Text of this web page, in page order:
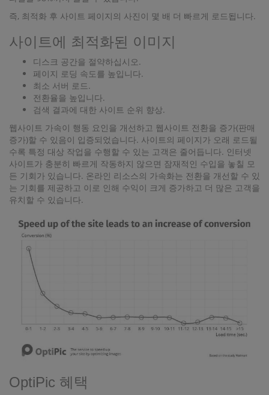
즉, 최적화 후 사이트 페이지의 사진이 몇 배 더 빠르게 로드됩니다.
사이트에 최적화된 이미지
디스크 공간을 절약하십시오.
페이지 로딩 속도를 높입니다.
최소 서버 로드.
전환율을 높입니다.
검색 결과에 대한 사이트 순위 향상.
웹사이트 가속이 행동 요인을 개선하고 웹사이트 전환을 증가(판매
증가)할 수 있음이 입증되었습니다. 사이트의 페이지가 오래 로드될
수록 특정 대상 작업을 수행할 수 있는 고객은 줄어듭니다. 인터넷
사이트가 충분히 빠르게 작동하지 않으면 잠재적인 수입을 놓칠 모
든 기회가 있습니다. 온라인 리소스의 가속화는 전환을 개선할 수 있
는 기회를 제공하고 이로 인해 수익이 크게 증가하고 더 많은 고객을
유치할 수 있습니다.
OptiPic 혜택